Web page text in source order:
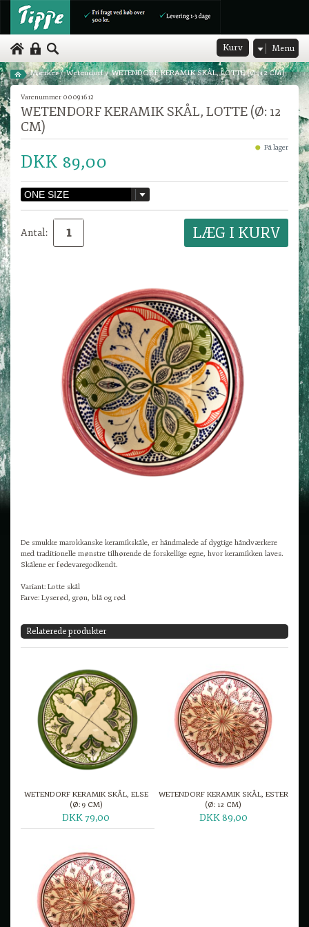
Kurv Menu
Mærker/ Wetendorf/ WETENDORF KERAMIK SKÅL, LOTTE (Ø: 12 CM)
Varenummer 00091612
WETENDORF KERAMIK SKÅL, LOTTE (Ø: 12
CM)
På lager
DKK 89,00
Antal:
De smukke marokkanske keramikskåle, er håndmalede af dygtige håndværkere
med traditionelle mønstre tilhørende de forskellige egne, hvor keramikken laves.
Skålene er fødevaregodkendt.
Variant: Lotte skål
Farve: Lyserød, grøn, blå og rød
Relaterede produkter
WETENDORF KERAMIK SKÅL, ELSE
(Ø: 9 CM)
DKK 79,00
WETENDORF KERAMIK SKÅL, ESTER
(Ø: 12 CM)
DKK 89,00